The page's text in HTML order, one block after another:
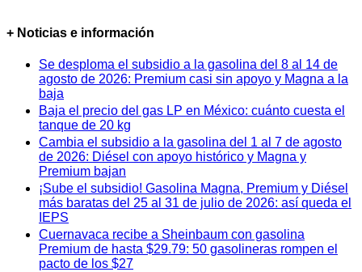
+ Noticias e información
Se desploma el subsidio a la gasolina del 8 al 14 de
agosto de 2026: Premium casi sin apoyo y Magna a la
baja
Baja el precio del gas LP en México: cuánto cuesta el
tanque de 20 kg
Cambia el subsidio a la gasolina del 1 al 7 de agosto
de 2026: Diésel con apoyo histórico y Magna y
Premium bajan
¡Sube el subsidio! Gasolina Magna, Premium y Diésel
más baratas del 25 al 31 de julio de 2026: así queda el
IEPS
Cuernavaca recibe a Sheinbaum con gasolina
Premium de hasta $29.79: 50 gasolineras rompen el
pacto de los $27